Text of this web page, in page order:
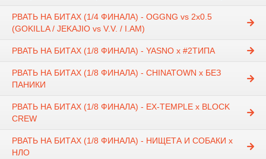
РВАТЬ НА БИТАХ (1/4 ФИНАЛА) - OGGNG vs 2x0.5
(GOKILLA / JEKAJIO vs V.V. / I.AM)
РВАТЬ НА БИТАХ (1/8 ФИНАЛА) - YASNO x #2ТИПА
РВАТЬ НА БИТАХ (1/8 ФИНАЛА) - CHINATOWN x БЕЗ
ПАНИКИ
РВАТЬ НА БИТАХ (1/8 ФИНАЛА) - EX-TEMPLE x BLOCK
CREW
РВАТЬ НА БИТАХ (1/8 ФИНАЛА) - НИЩЕТА И СОБАКИ х
НЛО